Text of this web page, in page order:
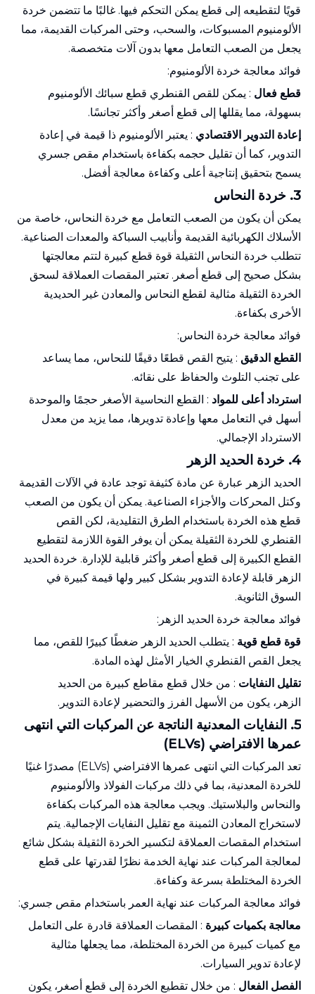
قويًا لتقطيعه إلى قطع يمكن التحكم فيها. غالبًا ما تتضمن خردة
الألومنيوم المسبوكات، والسحب، وحتى المركبات القديمة، مما
يجعل من الصعب التعامل معها بدون آلات متخصصة.
فوائد معالجة خردة الألومنيوم:
قطع فعال : يمكن للقص القنطري قطع سبائك الألومنيوم
بسهولة، مما يقللها إلى قطع أصغر وأكثر تجانسًا.
إعادة التدوير الاقتصادي : يعتبر الألومنيوم ذا قيمة في إعادة
التدوير، كما أن تقليل حجمه بكفاءة باستخدام مقص جسري
يسمح بتحقيق إنتاجية أعلى وكفاءة معالجة أفضل.
3. خردة النحاس
يمكن أن يكون من الصعب التعامل مع خردة النحاس، خاصة من
الأسلاك الكهربائية القديمة وأنابيب السباكة والمعدات الصناعية.
تتطلب خردة النحاس الثقيلة قوة قطع كبيرة لتتم معالجتها
بشكل صحيح إلى قطع أصغر. تعتبر المقصات العملاقة لسحق
الخردة الثقيلة مثالية لقطع النحاس والمعادن غير الحديدية
الأخرى بكفاءة.
فوائد معالجة خردة النحاس:
القطع الدقيق : يتيح القص قطعًا دقيقًا للنحاس، مما يساعد
على تجنب التلوث والحفاظ على نقائه.
استرداد أعلى للمواد : القطع النحاسية الأصغر حجمًا والموحدة
أسهل في التعامل معها وإعادة تدويرها، مما يزيد من معدل
الاسترداد الإجمالي.
4. خردة الحديد الزهر
الحديد الزهر عبارة عن مادة كثيفة توجد عادة في الآلات القديمة
وكتل المحركات والأجزاء الصناعية. يمكن أن يكون من الصعب
قطع هذه الخردة باستخدام الطرق التقليدية، لكن القص
القنطري للخردة الثقيلة يمكن أن يوفر القوة اللازمة لتقطيع
القطع الكبيرة إلى قطع أصغر وأكثر قابلية للإدارة. خردة الحديد
الزهر قابلة لإعادة التدوير بشكل كبير ولها قيمة كبيرة في
السوق الثانوية.
فوائد معالجة خردة الحديد الزهر:
قوة قطع قوية : يتطلب الحديد الزهر ضغطًا كبيرًا للقص، مما
يجعل القص القنطري الخيار الأمثل لهذه المادة.
تقليل النفايات : من خلال قطع مقاطع كبيرة من الحديد
الزهر، يكون من الأسهل الفرز والتحضير لإعادة التدوير.
5. النفايات المعدنية الناتجة عن المركبات التي انتهى
عمرها الافتراضي (ELVs)
تعد المركبات التي انتهى عمرها الافتراضي (ELVs) مصدرًا غنيًا
للخردة المعدنية، بما في ذلك مركبات الفولاذ والألومنيوم
والنحاس والبلاستيك. ويجب معالجة هذه المركبات بكفاءة
لاستخراج المعادن الثمينة مع تقليل النفايات الإجمالية. يتم
استخدام المقصات العملاقة لتكسير الخردة الثقيلة بشكل شائع
لمعالجة المركبات عند نهاية الخدمة نظرًا لقدرتها على قطع
الخردة المختلطة بسرعة وكفاءة.
فوائد معالجة المركبات عند نهاية العمر باستخدام مقص جسري:
معالجة بكميات كبيرة : المقصات العملاقة قادرة على التعامل
مع كميات كبيرة من الخردة المختلطة، مما يجعلها مثالية
لإعادة تدوير السيارات.
الفصل الفعال : من خلال تقطيع الخردة إلى قطع أصغر، يكون